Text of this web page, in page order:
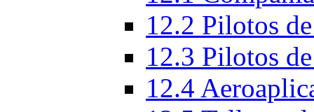
12.2 Pilotos
12.3 Pilotos
12.4